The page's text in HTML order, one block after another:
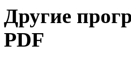
Другие
PDF